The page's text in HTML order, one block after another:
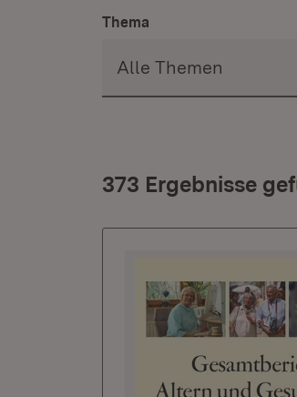
Thema
373 Ergebnisse